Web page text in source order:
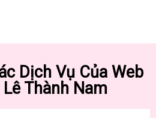
Dịch Vụ Của Web
Lê Thành Nam